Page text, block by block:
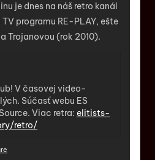
je dnes na náš retro kanál
programu RE-PLAY, ešte
Trojanovou (rok 2010).
V časovej video-
Súčasť webu ES
Viac retra: elitists-
retro/